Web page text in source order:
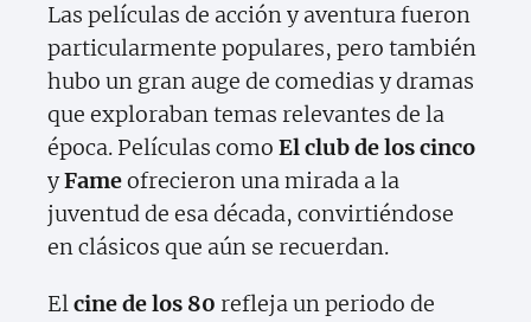
Las películas de acción y aventura fueron
particularmente populares, pero también
hubo un gran auge de comedias y dramas
que exploraban temas relevantes de la
época. Películas como El club de los cinco
yFameofrecieron una mirada a la
juventud de esa década, convirtiéndose
en clásicos que aún se recuerdan.
Elcine de los 80 refleja un periodo de